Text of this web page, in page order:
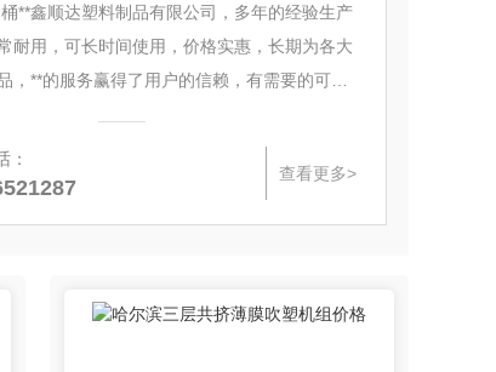
**鑫顺达塑料制品有限公司，多年的经验生产
耐用，可长时间使用，价格实惠，长期为各大
，**的服务赢得了用户的信赖，有需要的可以
：
查看更多>